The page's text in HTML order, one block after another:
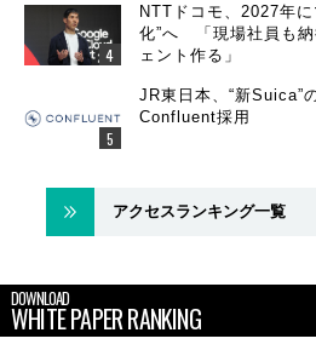
NTTドコモ、2027年
化”へ 「現場社員も
ェント作る」
JR東日本、“新Suica”
Confluent採用
アクセスランキング一覧
DOWNLOAD
WHITE PAPER RANKING